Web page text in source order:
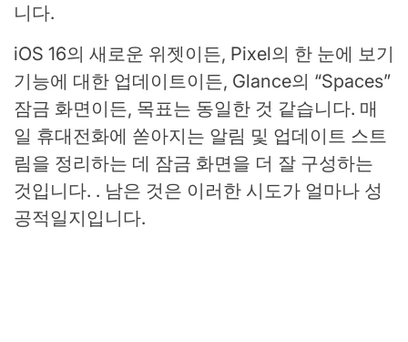
니다.
iOS 16의 새로운 위젯이든, Pixel의 한 눈에 보기
기능에 대한 업데이트이든, Glance의 “Spaces”
잠금 화면이든, 목표는 동일한 것 같습니다. 매
일 휴대전화에 쏟아지는 알림 및 업데이트 스트
림을 정리하는 데 잠금 화면을 더 잘 구성하는
것입니다. . 남은 것은 이러한 시도가 얼마나 성
공적일지입니다.